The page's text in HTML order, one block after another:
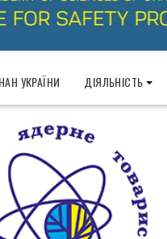
УКРАЇНИ ДІЯЛЬНІСТЬ